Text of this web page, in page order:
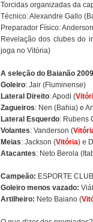
Torcidas organizadas da
Técnico: Alexandre Gallo
Preparador Físico:
Revelação dos clubes do
joga no Vitória)
A seleção do Baianão 2009
Goleiro: Jair (Fluminense)
Lateral Direito: Apodi (
Zagueiros: Nen (Bahia) e
Lateral Esquerdo: Rubens
Volantes: Vanderson (
Meias: Jackson (Vitória) e
Atacantes: Neto Berola
Campeão: ESPORTE
Goleiro menos vazado:
Artilheiro: Neto Baiano (